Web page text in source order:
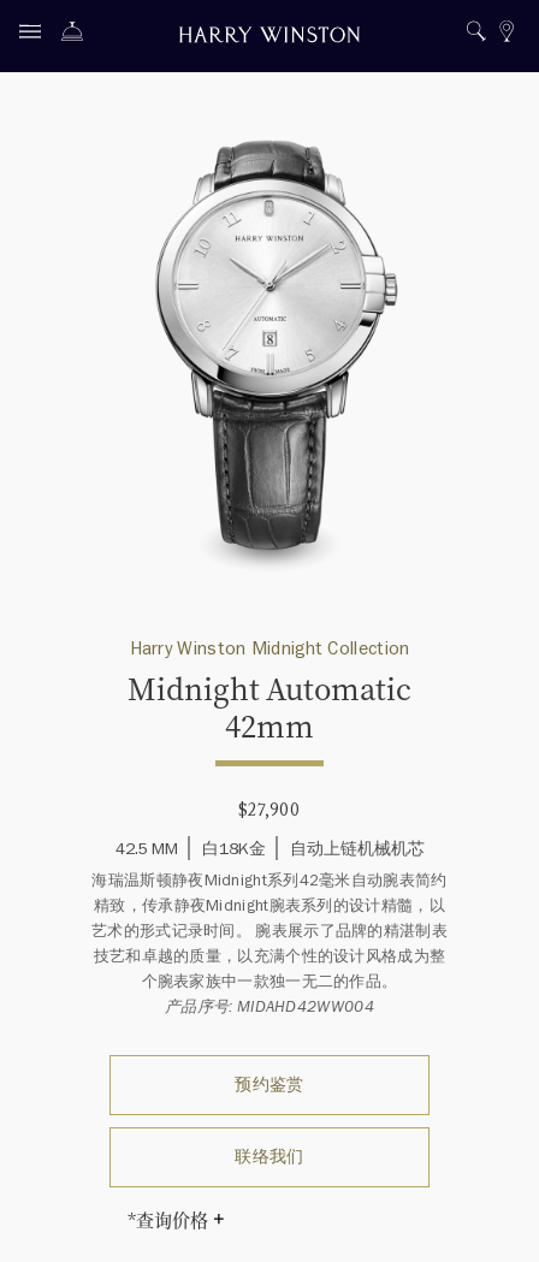
Harry Winston Midnight Collection
Midnight Automatic
42mm
$27,900
42.5 MM
白18K金 自动上链机械机芯
海瑞温斯顿静夜Midnight系列42毫米自动腕表简约
精致，传承静夜Midnight腕表系列的设计精髓，以
艺术的形式记录时间。 腕表展示了品牌的精湛制表
技艺和卓越的质量，以充满个性的设计风格成为整
个腕表家族中一款独一无二的作品。
产品序号: MIDAHD42WW004
预约鉴赏
联络我们
*查询价格